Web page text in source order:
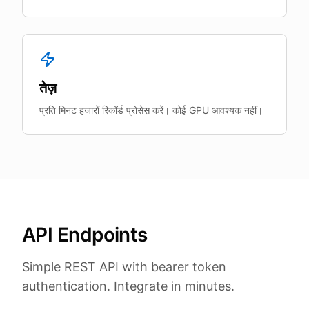
तेज़
प्रति मिनट हजारों रिकॉर्ड प्रोसेस करें। कोई GPU आवश्यक नहीं।
API Endpoints
Simple REST API with bearer token
authentication. Integrate in minutes.